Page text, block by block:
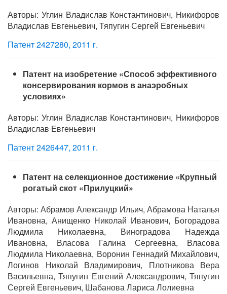
Авторы: Углин Владислав Константинович, Никифоров
Владислав Евгеньевич, Тяпугин Сергей Евгеньевич
Патент 2427280, 2011 г.
Патент на изобретение «Способ эффективного
консервирования кормов в анаэробных
условиях»
Авторы: Углин Владислав Константинович, Никифоров
Владислав Евгеньевич
Патент 2426447, 2011 г.
Патент на селекционное достижение «Крупный
рогатый скот «Прилуцкий»
Авторы: Абрамов Александр Ильич, Абрамова Наталья
Ивановна, Анищенко Николай Иванович, Богорадова
Людмила Николаевна, Виноградова Надежда
Ивановна, Власова Галина Сергеевна, Власова
Людмила Николаевна, Воронин Геннадий Михайлович,
Логинов Николай Владимирович, Плотникова Вера
Васильевна, Тяпугин Евгений Александрович, Тяпугин
Сергей Евгеньевич, Шабанова Лариса Лолиевна